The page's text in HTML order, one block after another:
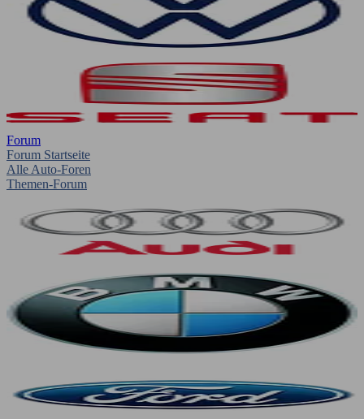
Forum
Forum Startseite
Alle Auto-Foren
Themen-Forum